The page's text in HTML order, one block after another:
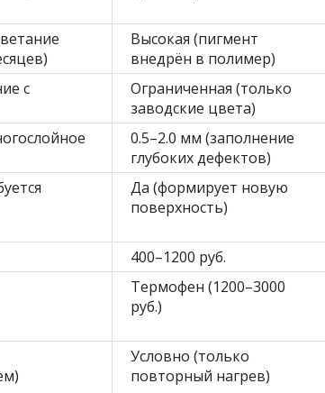
Высокая (пигмент
внедрён в полимер)
с
Ограниченная (только
заводские цвета)
0.5–2.0 мм (заполнение
глубоких дефектов)
Да (формирует новую
поверхность)
400–1200 руб.
Термофен (1200–3000
руб.)
Условно (только
повторный нагрев)